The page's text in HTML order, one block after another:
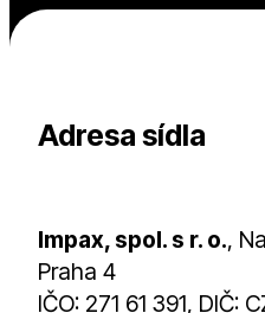
Adresa sídla
Impax, spol. s r. o.,
Praha 4
IČO: 271 61 391, DIČ: